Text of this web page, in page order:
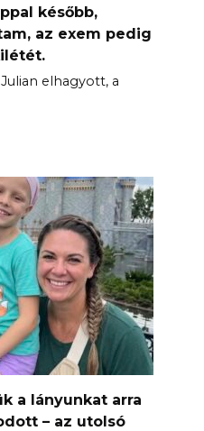
később,
az exem pedig
elhagyott, a
a lányunkat arra
– az utolsó